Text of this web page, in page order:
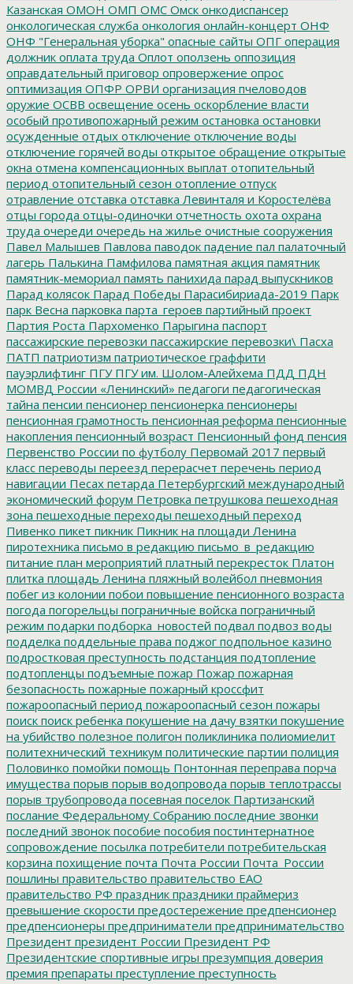
Казанская ОМОН ОМП ОМС Омск онкодиспансер
онкологическая служба онкология онлайн-концерт ОНФ
ОНФ "Генеральная уборка" опасные сайты ОПГ операция
должник оплата труда Оплот оползень оппозиция
оправдательный приговор опровержение опрос
оптимизация ОПФР ОРВИ организация пчеловодов
оружие ОСВВ освещение осень оскорбление власти
особый противопожарный режим остановка остановки
осужденные отдых отключение отключение воды
отключение горячей воды открытое обращение открытые
окна отмена компенсационных выплат отопительный
период отопительный сезон отопление отпуск
отравление отставка отставка Левинталя и Коростелёва
отцы города отцы-одиночки отчетность охота охрана
труда очереди очередь на жилье очистные сооружения
Павел Малышев Павлова паводок падение пал палаточный
лагерь Палькина Памфилова памятная акция памятник
памятник-мемориал память панихида парад выпускников
Парад колясок Парад Победы Парасибириада-2019 Парк
парк Весна парковка парта_героев партийный проект
Партия Роста Пархоменко Парыгина паспорт
пассажирские перевозки пассажирские перевозки\ Пасха
ПАТП патриотизм патриотическое граффити
пауэрлифтинг ПГУПГУ им. Шолом-Алейхема ПДД ПДН
МОМВД России «Ленинский» педагоги педагогическая
тайна пенсии пенсионер пенсионерка пенсионеры
пенсионная грамотность пенсионная реформа пенсионные
накопления пенсионный возраст Пенсионный фонд пенсия
Первенство России по футболу Первомай 2017 первый
класс переводы переезд перерасчет перечень период
навигации Песах петарда Петербургский международный
экономический форум Петровка петрушкова пешеходная
зона пешеходные переходы пешеходный переход
Пивенко пикет пикник Пикник на площади Ленина
пиротехника письмо в редакцию письмо_в_редакцию
питание план мероприятий платный перекресток Платон
плитка площадь Ленина пляжный волейбол пневмония
побег из колонии побои повышение пенсионного возраста
погода погорельцы пограничные войска пограничный
режим подарки подборка_новостей подвал подвоз воды
подделка поддельные права поджог подпольное казино
подростковая преступность подстанция подтопление
подтопленцы подъемные пожар Пожар пожарная
безопасность пожарные пожарный кроссфит
пожароопасный период пожароопасный сезон пожары
поиск поиск ребенка покушение на дачу взятки покушение
на убийство полезное полигон поликлиника полиомиелит
политехнический техникум политические партии полиция
Половинко помойки помощь Понтонная переправа порча
имущества порыв порыв водопровода порыв теплотрассы
порыв трубопровода посевная поселок Партизанский
послание Федеральному Собранию последние звонки
последний звонок пособие пособия постинтернатное
сопровождение посылка потребители потребительская
корзина похищение почта Почта России Почта_России
пошлины правительство правительство ЕАО
правительство РФ праздник праздники праймериз
превышение скорости предостережение предпенсионер
предпенсионеры предприниматели предпринимательство
Президент президент России Президент РФ
Президентские спортивные игры презумпция доверия
премия препараты преступление преступность